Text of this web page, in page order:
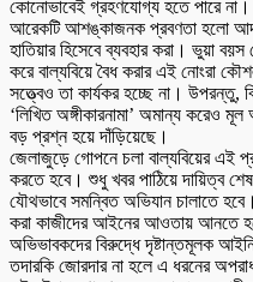
কোনোভাবেই গ্রহণযোগ্য হতে পারে না।
আরেকটি আশঙ্কাজনক প্রবণতা হলো
হাতিয়ার হিসেবে ব্যবহার করা। ভুয়া
করে বাল্যবিয়ে বৈধ করার এই নোংরা
সত্ত্বেও তা কার্যকর হচ্ছে না। উপরন্তু,
‘লিখিত অঙ্গীকারনামা’ অমান্য করেও মূল
বড় প্রশ্ন হয়ে দাঁড়িয়েছে।
জেলাজুড়ে গোপনে চলা বাল্যবিয়ের এই
করতে হবে। শুধু খবর পাঠিয়ে দায়িত্ব
যৌথভাবে সমন্বিত অভিযান চালাতে
করা কাজীদের আইনের আওতায় আনতে
অভিভাবকদের বিরুদ্ধে দৃষ্টান্তমূলক
তদারকি জোরদার না হলে এ ধরনের